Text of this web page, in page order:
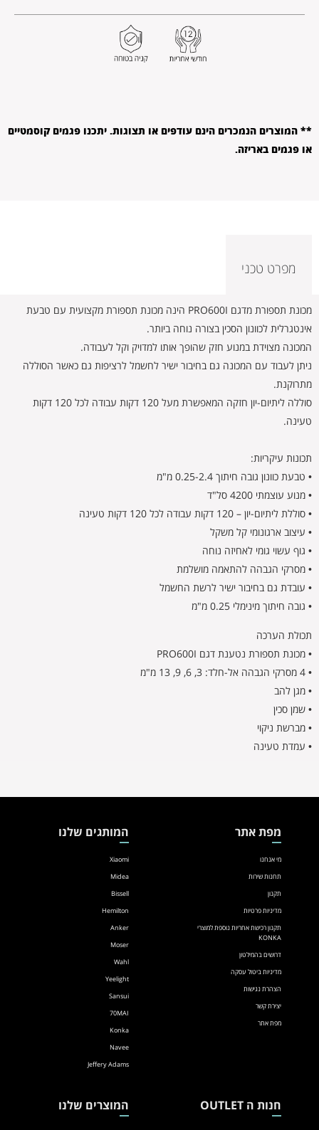
** המוצרים הנמכרים הינם עודפים או תצוגות. יתכנו פגמים קוסמטיים
או פגמים באריזה.
מפרט טכני
מכונת תספורת מדגם PRO600I הינה מכונת תספורת מקצועית עם טבעת
אינטגרלית לכוונון הסכין בצורה נוחה ביותר.
המכונה מצוידת במנוע חזק שהופך אותו למדויק וקל לעבודה.
ניתן לעבוד עם המכונה גם בחיבור ישיר לחשמל לרציפות גם כאשר הסוללה
מתרוקנת.
סוללה ליתיום-יון חזקה המאפשרת מעל 120 דקות עבודה לכל 120 דקות
טעינה.
תכונות עיקריות:
• טבעת כוונון גובה חיתוך 0.25-2.4 מ"מ
• מנוע עוצמתי 4200 סל"ד
• סוללת ליתיום-יון – 120 דקות עבודה לכל 120 דקות טעינה
• עיצוב ארגונומי קל משקל
• גוף עשוי גומי לאחיזה נוחה
• מסרקי הגבהה להתאמה מושלמת
• עובדת גם בחיבור ישיר לרשת החשמל
• גובה חיתוך מינימלי 0.25 מ"מ
תכולת הערכה
• מכונת תספורת נטענת דגם PRO600I
• 4 מסרקי הגבהה אל-חלד: 3, 6, 9, 13 מ"מ
• מגן להב
• שמן סכין
• מברשת ניקוי
• עמדת טעינה
מפת אתר
מי אנחנו
תחנות שירות
תקנון
מדיניות פרטיות
תקנון רכישת אחריות נוספת למוצרי
KONKA
דרושים בהמילטון
מדיניות ביטול עסקה
הצהרת נגישות
יצירת קשר
מפת אתר
המותגים שלנו
Xiaomi
Midea
Bissell
Hemilton
Anker
Moser
Wahl
Yeelight
Sansui
70MAI
Konka
Navee
Jeffery Adams
חנות ה OUTLET המוצרים שלנו